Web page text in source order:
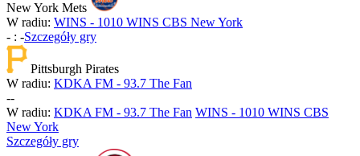
New York Mets
W radiu: WINS - 1010 WINS CBS New York
- : -Szczegóły gry
Pittsburgh Pirates
W radiu: KDKA FM - 93.7 The Fan
--
W radiu: KDKA FM - 93.7 The Fan WINS - 1010 WINS CBS
New York
Szczegóły gry